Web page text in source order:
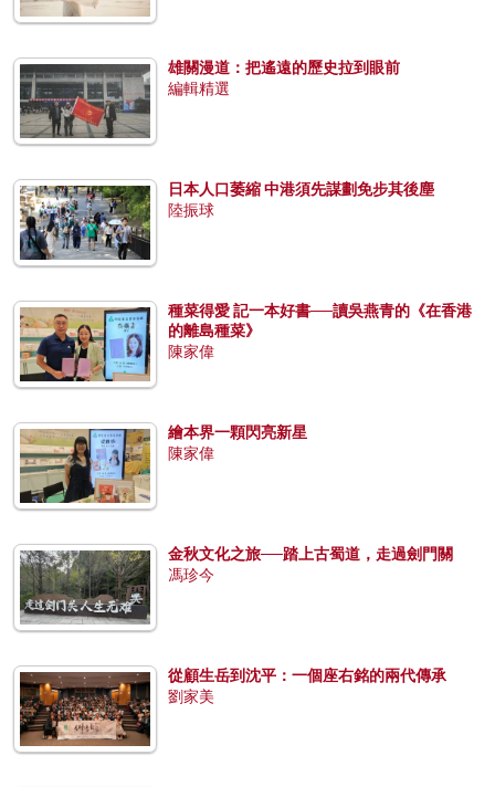
雄關漫道：把遙遠的歷史拉到眼前
編輯精選
日本人口萎縮 中港須先謀劃免步其後塵
陸振球
種菜得愛 記一本好書──讀吳燕青的《在香港
的離島種菜》
陳家偉
繪本界一顆閃亮新星
陳家偉
金秋文化之旅──踏上古蜀道，走過劍門關
馮珍今
從顧生岳到沈平：一個座右銘的兩代傳承
劉家美